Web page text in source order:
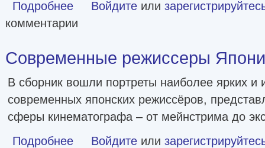
Подробнее о Догма-95 и Ларс фон Триер. Опыт аскезы [litres]
Войдите или
комментарии
Современные режиссеры
В сборник вошли портреты наиболее ярких и
современных японских режиссёров,
сферы кинематографа – от мейнстрима до
Подробнее о Современные режиссеры Японии [litres]
Войдите или